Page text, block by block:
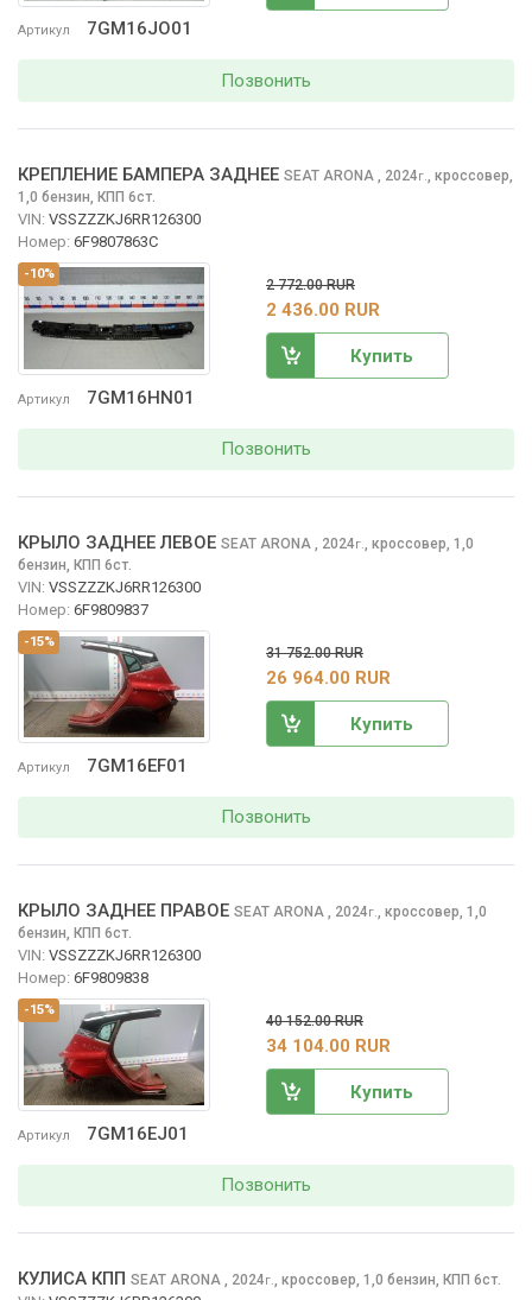
Артикул 7GM16JO01
Позвонить
-10%
Артикул 7GM16HN01
КРЕПЛЕНИЕ БАМПЕРА ЗАДНЕЕ SEAT ARONA , 2024г., кроссовер,
1,0 бензин, КПП 6ст.
VIN: VSSZZZKJ6RR126300
Номер: 6F9807863C
2 772.00 RUR
2 436.00 RUR
Купить
Позвонить
-15%
Артикул 7GM16EF01
КРЫЛО ЗАДНЕЕ ЛЕВОЕ SEAT ARONA , 2024г., кроссовер, 1,0
бензин, КПП 6ст.
VIN: VSSZZZKJ6RR126300
Номер: 6F9809837
31 752.00 RUR
26 964.00 RUR
Купить
Позвонить
-15%
Артикул 7GM16EJ01
КРЫЛО ЗАДНЕЕ ПРАВОЕ SEAT ARONA , 2024г., кроссовер, 1,0
бензин, КПП 6ст.
VIN: VSSZZZKJ6RR126300
Номер: 6F9809838
40 152.00 RUR
34 104.00 RUR
Купить
Позвонить
КУЛИСА КПП SEAT ARONA , 2024г., кроссовер, 1,0 бензин, КПП 6ст.